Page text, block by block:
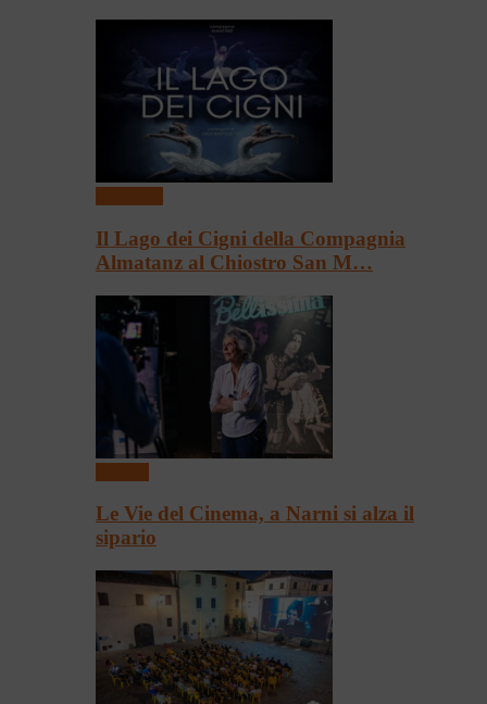
Il Lago dei Cigni della Compagnia
Almatanz al Chiostro San M…
Le Vie del Cinema, a Narni si alza il
sipario